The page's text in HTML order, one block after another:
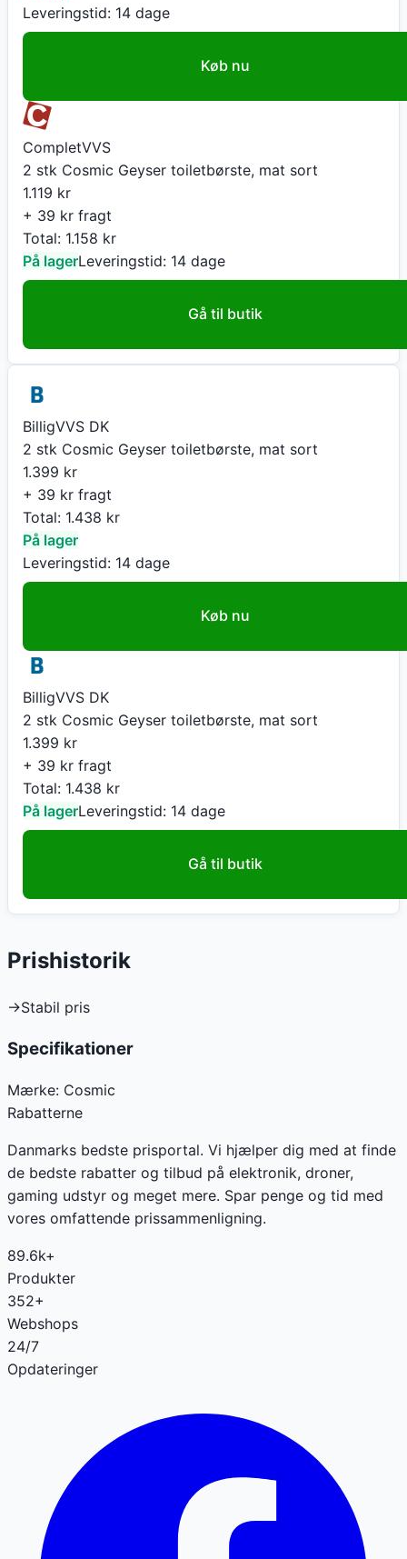
Leveringstid: 14 dage
Køb nu
CompletVVS
2 stk Cosmic Geyser toiletbørste, mat sort
1.119 kr
+ 39 kr fragt
Total: 1.158 kr
På lagerLeveringstid: 14 dage
Gå til butik
BilligVVS DK
2 stk Cosmic Geyser toiletbørste, mat sort
1.399 kr
+ 39 kr fragt
Total: 1.438 kr
På lager
Leveringstid: 14 dage
Køb nu
BilligVVS DK
2 stk Cosmic Geyser toiletbørste, mat sort
1.399 kr
+ 39 kr fragt
Total: 1.438 kr
På lagerLeveringstid: 14 dage
Gå til butik
Prishistorik
→Stabil pris
Specifikationer
Mærke: Cosmic
Rabatterne
Danmarks bedste prisportal. Vi hjælper dig med at finde
de bedste rabatter og tilbud på elektronik, droner,
gaming udstyr og meget mere. Spar penge og tid med
vores omfattende prissammenligning.
89.6k+
Produkter
352+
Webshops
24/7
Opdateringer